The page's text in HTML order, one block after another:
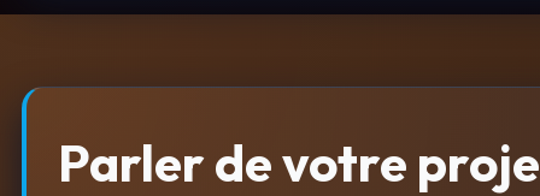
Parler de votre